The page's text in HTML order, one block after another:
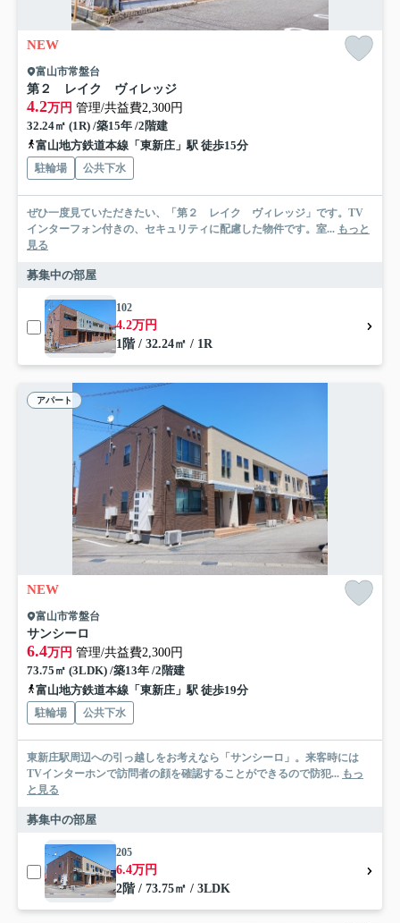
NEW
富山市常盤台
第２ レイク ヴィレッジ
4.2万円 管理/共益費2,300円
32.24㎡ (1R) /築15年 /2階建
富山地方鉄道本線「東新庄」駅 徒歩15分
駐輪場 公共下水
ぜひ一度見ていただきたい、「第２ レイク ヴィレッジ」です。TV
インターフォン付きの、セキュリティに配慮した物件です。室... もっと
見る
募集中の部屋
102
4.2万円
1階 / 32.24㎡ / 1R
アパート
NEW
富山市常盤台
サンシーロ
6.4万円 管理/共益費2,300円
73.75㎡ (3LDK) /築13年 /2階建
富山地方鉄道本線「東新庄」駅 徒歩19分
駐輪場 公共下水
東新庄駅周辺への引っ越しをお考えなら「サンシーロ」。来客時には
TVインターホンで訪問者の顔を確認することができるので防犯... もっ
と見る
募集中の部屋
205
6.4万円
2階 / 73.75㎡ / 3LDK